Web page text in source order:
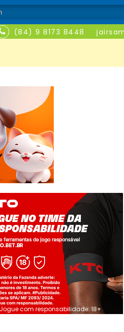
(84) 9 8173 8448
Jogue com responsabilidade. 18+